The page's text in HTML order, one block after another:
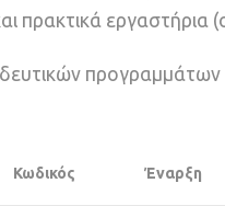
πρακτικά εργαστήρια
προγραμμάτων
Κωδικός Έναρξη